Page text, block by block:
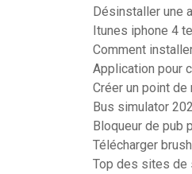
Désinstaller une
Itunes iphone 4
Comment
Application pour
Créer un point
Bus simulator
Bloqueur de pub
Télécharger
Top des sites de